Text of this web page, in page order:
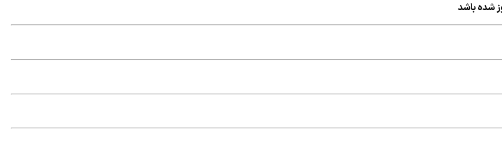
شده باشد